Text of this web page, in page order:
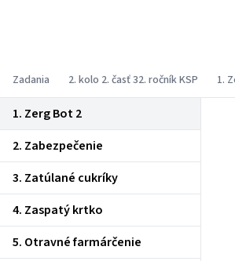
Zadania 2. kolo 2. časť 32. ročník KSP 1.
1. Zerg Bot 2
2. Zabezpečenie
3. Zatúlané cukríky
4. Zaspatý krtko
5. Otravné farmárčenie